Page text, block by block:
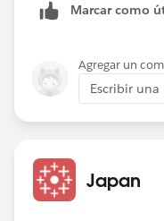
Marcar como
Agregar un
Escribir una
Japan